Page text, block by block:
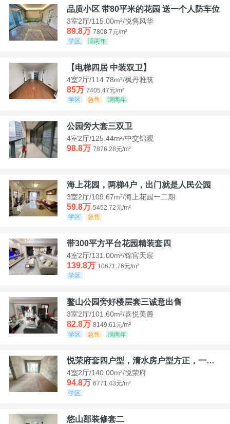
品质小区 带80平米的花园 送一个人防车位
3室2厅/115.00m²/悦隽风华
89.8万 7808.7元/m²
学区
满两年
【电梯四居 中装双卫】
4室2厅/114.78m²/枫丹雅筑
85万 7405.47元/m²
学区
急售 满两年
公园旁大套三双卫
4室2厅/125.44m²/中交锦观
98.8万 7876.28元/m²
海上花园，两梯4户，出门就是人民公园
3室2厅/109.67m²/海上花园一二期
59.8万 5452.72元/m²
学区
急售
带300平方平台花园精装套四
4室2厅/131.00m²/锦官天宸
139.8万 10671.76元/m²
学区
鳌山公园旁好楼层套三诚意出售
3室2厅/101.60m²/喜悦美麓
82.8万 8149.61元/m²
学区
急售 满两年
悦荣府套四户型，清水房户型方正，一口价94，8
4室2厅/140.00m²/悦荣府
94.8万 6771.43元/m²
学区
悠山郡装修套二